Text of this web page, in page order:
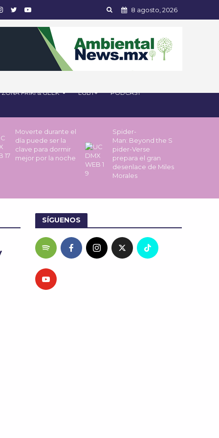
8 agosto, 2026
ZONA FRIKI & GEEK LGBT+ PODCAST
Moverte durante el
día puede ser la
clave para dormir
mejor por la noche
Spider-
Man: Beyond the S
pider-Verse
prepara el gran
desenlace de Miles
Morales
SÍGUENOS